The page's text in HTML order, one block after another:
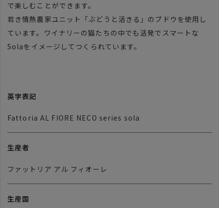
で楽しむことができます。
若き情熱農家ユニット「ぶどうと活きる」のブドウを使用し
ています。ワイナリーの猫たちの中でも活発でスマートな
Solaをイメージしてつくられています。
英字表記
Fattoria AL FIORE NECO series sola
生産者
ファットリア アル フィオーレ
生産国